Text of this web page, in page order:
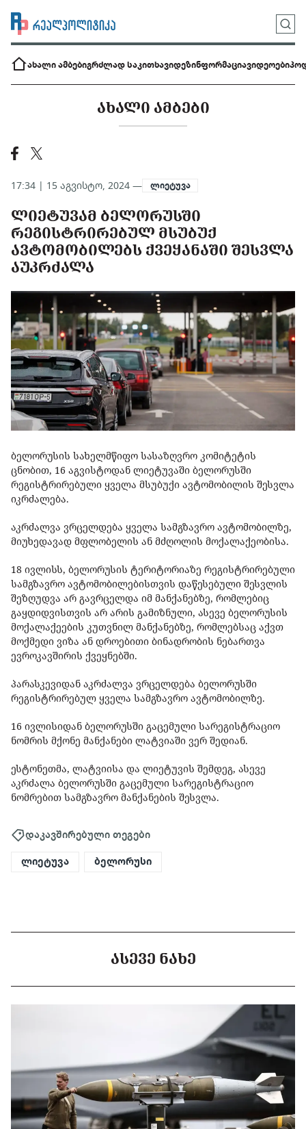
ახალი ამბებიგრძლად საკითხავიდეზინფორმაციავიდეოები
ᲐᲮᲐᲚᲘ ᲐᲛᲑᲔᲑᲘ
17:34 | 15 აგვისტო, 2024 — ლიეტუვა
ᲚᲘᲔᲢᲣᲕᲐᲛ ᲑᲔᲚᲝᲠᲣᲡᲨᲘ
ᲠᲔᲒᲘᲡᲢᲠᲘᲠᲔᲑᲣᲚ ᲛᲡᲣᲑᲣᲥ
ᲐᲕᲢᲝᲛᲝᲑᲘᲚᲔᲑᲡ ᲥᲕᲔᲧᲐᲜᲐᲨᲘ ᲨᲔᲡᲕᲚᲐ
ᲐᲣᲙᲠᲫᲐᲚᲐ
ბელორუსის სახელმწიფო სასაზღვრო კომიტეტის
ცნობით, 16 აგვისტოდან ლიეტუვაში ბელორუსში
რეგისტრირებული ყველა მსუბუქი ავტომობილის შესვლა
იკრძალება.
აკრძალვა ვრცელდება ყველა სამგზავრო ავტომობილზე,
მიუხედავად მფლობელის ან მძღოლის მოქალაქეობისა.
18 ივლისს, ბელორუსის ტერიტორიაზე რეგისტრირებული
სამგზავრო ავტომობილებისთვის დაწესებული შესვლის
შეზღუდვა არ გავრცელდა იმ მანქანებზე, რომლებიც
გაყდიდვისთვის არ არის გამიზნული, ასევე ბელორუსის
მოქალაქეების კუთვნილ მანქანებზე, რომლებსაც აქვთ
მოქმედი ვიზა ან დროებითი ბინადრობის ნებართვა
ევროკავშირის ქვეყნებში.
პარასკევიდან აკრძალვა ვრცელდება ბელორუსში
რეგისტრირებულ ყველა სამგზავრო ავტომობილზე.
16 ივლისიდან ბელორუსში გაცემული სარეგისტრაციო
ნომრის მქონე მანქანები ლატვიაში ვერ შედიან.
ესტონეთმა, ლატვიისა და ლიეტუვის შემდეგ, ასევე
აკრძალა ბელორუსში გაცემული სარეგისტრაციო
ნომრებით სამგზავრო მანქანების შესვლა.
დაკავშირებული თეგები
ლიეტუვა ბელორუსი
ᲐᲡᲔᲕᲔ ᲜᲐᲮᲔ